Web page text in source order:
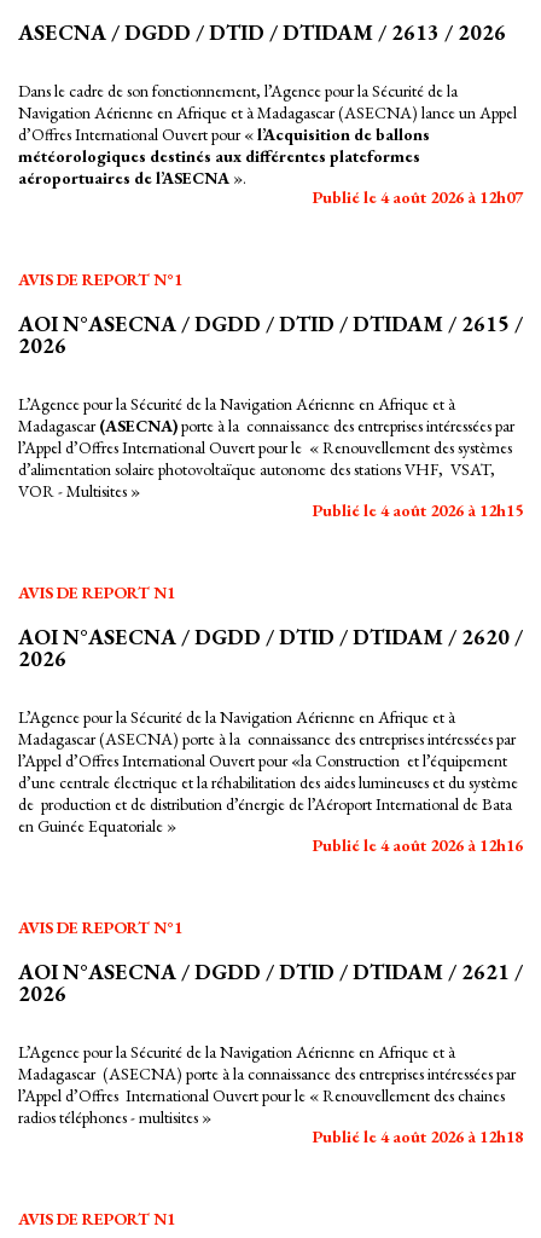
ASECNA / DGDD / DTID / DTIDAM / 2613 / 2026
Dans le cadre de son fonctionnement, l’Agence pour la Sécurité de la
Navigation Aérienne en Afrique et à Madagascar (ASECNA) lance un Appel
d’Offres International Ouvert pour «l’Acquisition de ballons
météorologiques destinés aux différentes plateformes
aéroportuaires de l’ASECNA ».
Publié le 4 août 2026 à 12h07
AVIS DE REPORT N°1
AOI N°ASECNA / DGDD / DTID / DTIDAM / 2615 /
2026
L’Agence pour la Sécurité de la Navigation Aérienne en Afrique et à
Madagascar(ASECNA)porte à la connaissance des entreprises intéressées par
l’Appel d’Offres International Ouvert pour le « Renouvellement des systèmes
d’alimentation solaire photovoltaïque autonome des stations VHF, VSAT,
VOR - Multisites »
Publié le 4 août 2026 à 12h15
AVIS DE REPORT N1
AOI N°ASECNA / DGDD / DTID / DTIDAM / 2620 /
2026
L’Agence pour la Sécurité de la Navigation Aérienne en Afrique et à
Madagascar (ASECNA) porte à la connaissance des entreprises intéressées par
l’Appel d’Offres International Ouvert pour «la Construction et l’équipement
d’une centrale électrique et la réhabilitation des aides lumineuses et du système
de production et de distribution d’énergie de l’Aéroport International de Bata
en Guinée Equatoriale »
Publié le 4 août 2026 à 12h16
AVIS DE REPORT N°1
AOI N°ASECNA / DGDD / DTID / DTIDAM / 2621 /
2026
L’Agence pour la Sécurité de la Navigation Aérienne en Afrique et à
Madagascar (ASECNA) porte à la connaissance des entreprises intéressées par
l’Appel d’Offres International Ouvert pour le « Renouvellement des chaines
radios téléphones - multisites »
Publié le 4 août 2026 à 12h18
AVIS DE REPORT N1